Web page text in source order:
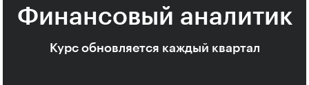
Финансовый аналитик
Курс обновляется каждый квартал